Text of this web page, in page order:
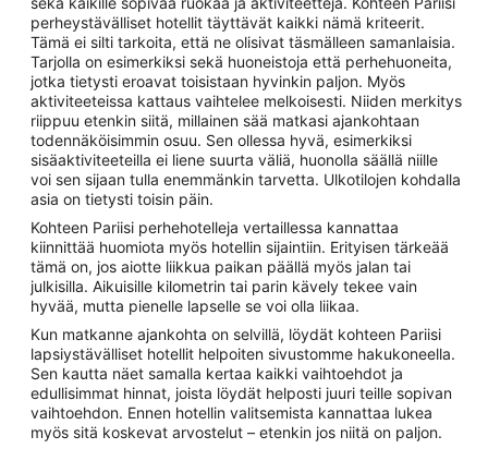
perheystävälliset hotellit täyttävät kaikki nämä kriteerit.
Tämä ei silti tarkoita, että ne olisivat täsmälleen samanlaisia.
Tarjolla on esimerkiksi sekä huoneistoja että perhehuoneita,
jotka tietysti eroavat toisistaan hyvinkin paljon. Myös
aktiviteeteissa kattaus vaihtelee melkoisesti. Niiden merkitys
riippuu etenkin siitä, millainen sää matkasi ajankohtaan
todennäköisimmin osuu. Sen ollessa hyvä, esimerkiksi
sisäaktiviteeteilla ei liene suurta väliä, huonolla säällä niille
voi sen sijaan tulla enemmänkin tarvetta. Ulkotilojen kohdalla
asia on tietysti toisin päin.
Kohteen Pariisi perhehotelleja vertaillessa kannattaa
kiinnittää huomiota myös hotellin sijaintiin. Erityisen tärkeää
tämä on, jos aiotte liikkua paikan päällä myös jalan tai
julkisilla. Aikuisille kilometrin tai parin kävely tekee vain
hyvää, mutta pienelle lapselle se voi olla liikaa.
Kun matkanne ajankohta on selvillä, löydät kohteen Pariisi
lapsiystävälliset hotellit helpoiten sivustomme hakukoneella.
Sen kautta näet samalla kertaa kaikki vaihtoehdot ja
edullisimmat hinnat, joista löydät helposti juuri teille sopivan
vaihtoehdon. Ennen hotellin valitsemista kannattaa lukea
myös sitä koskevat arvostelut – etenkin jos niitä on paljon.